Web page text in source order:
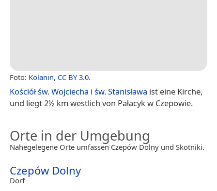
Foto: Kolanin, CC BY 3.0.
Kościół św. Wojciecha i św. Stanisława ist eine Kirche,
und liegt 2½ km westlich von Pałacyk w Czepowie.
Orte in der Umgebung
Nahegelegene Orte umfassen Czepów Dolny und Skotniki.
Czepów Dolny
Dorf